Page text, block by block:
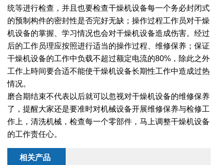
圆盘干燥机系列
桨叶式干燥系列
载体干燥系列
滚筒干燥系列
沸腾干燥系列
烘箱干燥系列
管束干燥系列
节能环保
公益支持
社会责任报告
社会责任
绿色供应链
联系我们
联系我们
统等进行检查，并且也要检查干燥机设备每一个务必封闭式
的预制构件的密封性是否完好无缺；操作过程工作员对干燥
机设备的掌握、学习情况也会对干燥机设备造成伤害。经过
后的工作员理应按照进行适当的操作过程、维修保养；保证
干燥机设备的工作中负载不超过额定电流的80%，除此之外
工作上時间要合适不能使干燥机设备长期性工作中造成过热
情况。
磨合期结束不代表以后就可以忽视对干燥机设备的维修保养
了，提醒大家还是要准时对机械设备开展维修保养与检修工
作上，清洗机械，检查每一个零部件，马上调整干燥机设备
的工作责任心。
相关产品